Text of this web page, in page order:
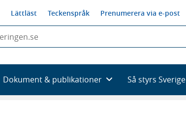
Lättläst Teckenspråk Prenumerera via e-post
Dokument & publikationer Så styrs Sverige